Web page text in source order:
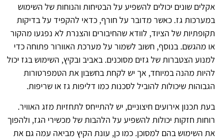
אקלים שונים יכולים להשפיע על הבטיחות והנוחות של השימוש
במערכות גז. כאשר מדובר על חורף, כדאי להקפיד על בדיקות
תקופתיות של הציוד, לוודא שהחיבורים והצנרת לא נפגעו מהקור
או מהגשם. בנוסף, חשוב לשמור על מערכת האוורור פתוחה כדי
למנוע הצטברות של גזים מסוכנים. באביב ובקיץ, השימוש בגז יכול
להיות מהנה במיוחד, אך יש לקחת בחשבון את הטמפרטורות
הגבוהות שיכולות להוביל לסכנות כמו דליפות גז או שריפות.
בעת תכנון אירועים חיצוניים, יש להתייחס לתחזיות מזג האוויר.
רוחות חזקות יכולות להשפיע על הלהבות של מכשירי הגז, ולהפוך
את השימוש בהם למסוכן. כמו כן, עונת הקיץ מביאה עמה גם את